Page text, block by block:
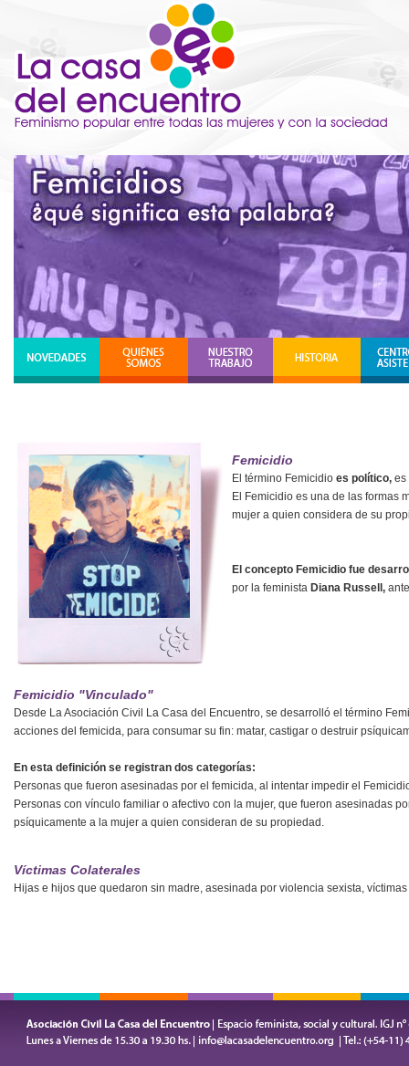
Femicidio
El término Femicidio es político, es
El Femicidio es una de las formas
mujer a quien considera de su
El concepto Femicidio fue
por la feminista Diana Russell,
Femicidio "Vinculado"
Desde La Asociación Civil La Casa del Encuentro, se desarrolló el término
acciones del femicida, para consumar su fin: matar, castigar o destruir
En esta definición se registran dos categorías:
Personas que fueron asesinadas por el femicida, al intentar impedir el
Personas con vínculo familiar o afectivo con la mujer, que fueron asesinadas
psíquicamente a la mujer a quien consideran de su propiedad.
Víctimas Colaterales
Hijas e hijos que quedaron sin madre, asesinada por violencia sexista,